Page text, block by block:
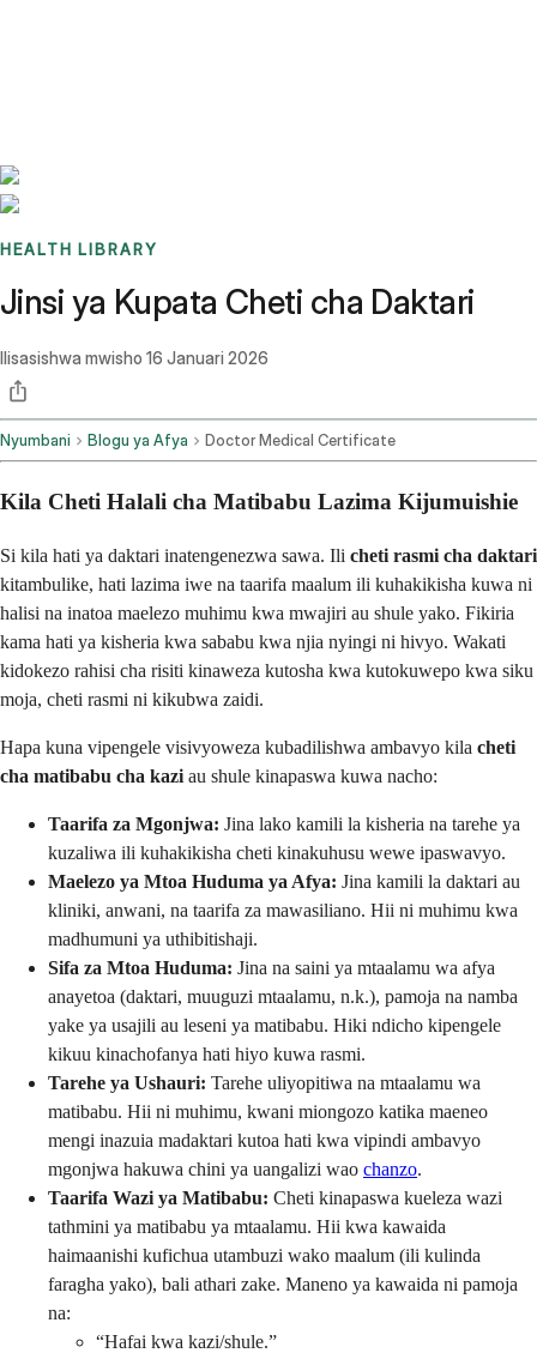
HEALTH LIBRARY
Jinsi ya Kupata Cheti cha Daktari
Ilisasishwa mwisho 16 Januari 2026
Nyumbani Blogu ya Afya Doctor Medical Certificate
Kila Cheti Halali cha Matibabu Lazima Kijumuishie
Si kila hati ya daktari inatengenezwa sawa. Ili cheti rasmi cha daktari
kitambulike, hati lazima iwe na taarifa maalum ili kuhakikisha kuwa ni
halisi na inatoa maelezo muhimu kwa mwajiri au shule yako. Fikiria
kama hati ya kisheria kwa sababu kwa njia nyingi ni hivyo. Wakati
kidokezo rahisi cha risiti kinaweza kutosha kwa kutokuwepo kwa siku
moja, cheti rasmi ni kikubwa zaidi.
Hapa kuna vipengele visivyoweza kubadilishwa ambavyo kila cheti
cha matibabu cha kazi au shule kinapaswa kuwa nacho:
Taarifa za Mgonjwa: Jina lako kamili la kisheria na tarehe ya
kuzaliwa ili kuhakikisha cheti kinakuhusu wewe ipaswavyo.
Maelezo ya Mtoa Huduma ya Afya: Jina kamili la daktari au
kliniki, anwani, na taarifa za mawasiliano. Hii ni muhimu kwa
madhumuni ya uthibitishaji.
Sifa za Mtoa Huduma: Jina na saini ya mtaalamu wa afya
anayetoa (daktari, muuguzi mtaalamu, n.k.), pamoja na namba
yake ya usajili au leseni ya matibabu. Hiki ndicho kipengele
kikuu kinachofanya hati hiyo kuwa rasmi.
Tarehe ya Ushauri: Tarehe uliyopitiwa na mtaalamu wa
matibabu. Hii ni muhimu, kwani miongozo katika maeneo
mengi inazuia madaktari kutoa hati kwa vipindi ambavyo
mgonjwa hakuwa chini ya uangalizi wao chanzo.
Taarifa Wazi ya Matibabu: Cheti kinapaswa kueleza wazi
tathmini ya matibabu ya mtaalamu. Hii kwa kawaida
haimaanishi kufichua utambuzi wako maalum (ili kulinda
faragha yako), bali athari zake. Maneno ya kawaida ni pamoja
na:
“Hafai kwa kazi/shule.”